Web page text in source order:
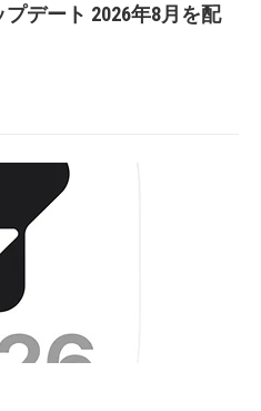
プデート 2026年8月を配